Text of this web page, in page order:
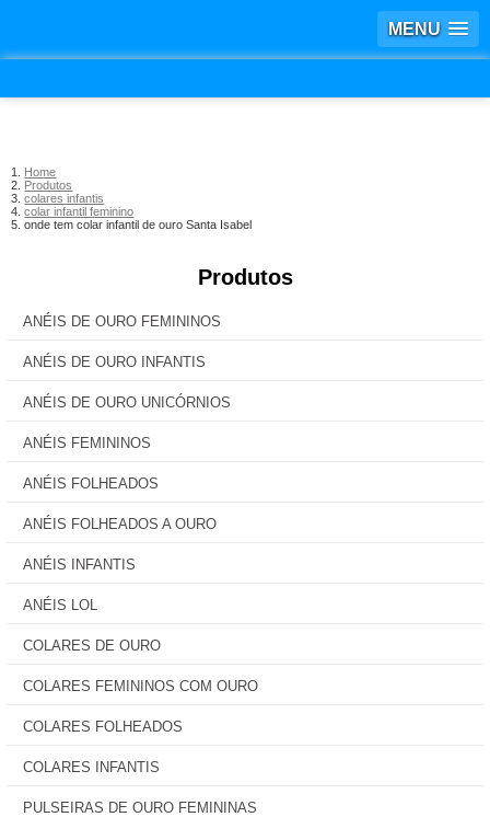
MENU
Home
Produtos
colares infantis
colar infantil feminino
onde tem colar infantil de ouro Santa Isabel
Produtos
ANÉIS DE OURO FEMININOS
ANÉIS DE OURO INFANTIS
ANÉIS DE OURO UNICÓRNIOS
ANÉIS FEMININOS
ANÉIS FOLHEADOS
ANÉIS FOLHEADOS A OURO
ANÉIS INFANTIS
ANÉIS LOL
COLARES DE OURO
COLARES FEMININOS COM OURO
COLARES FOLHEADOS
COLARES INFANTIS
PULSEIRAS DE OURO FEMININAS